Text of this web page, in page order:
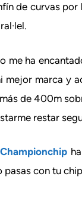
de curvas
me ha
mejor marca y
de 400m
restar
Championchip
pasas con tu